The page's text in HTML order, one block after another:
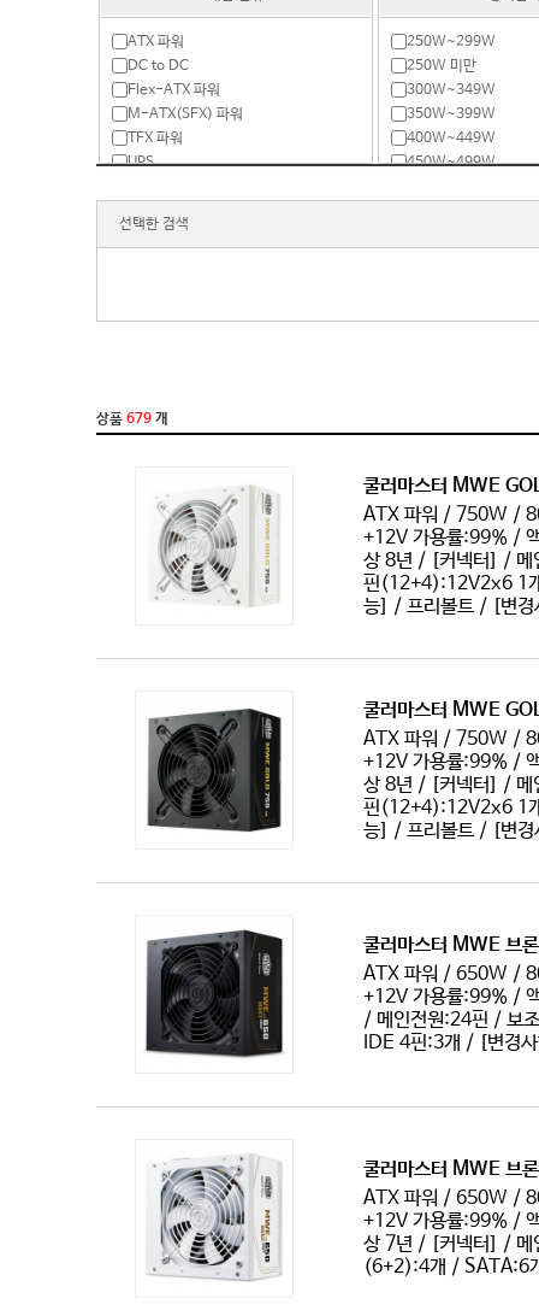
ATX 파워
DC to DC
Flex-ATX 파워
M-ATX(SFX) 파워
TFX 파워
UPS
전용 액세서리
250W~299W
250W 미만
300W~349W
350W~399W
400W~449W
450W~499W
선택한 검색